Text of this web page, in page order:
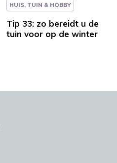
HUIS, TUIN & HOBBY
Tip 33: zo bereidt u de
tuin voor op de winter